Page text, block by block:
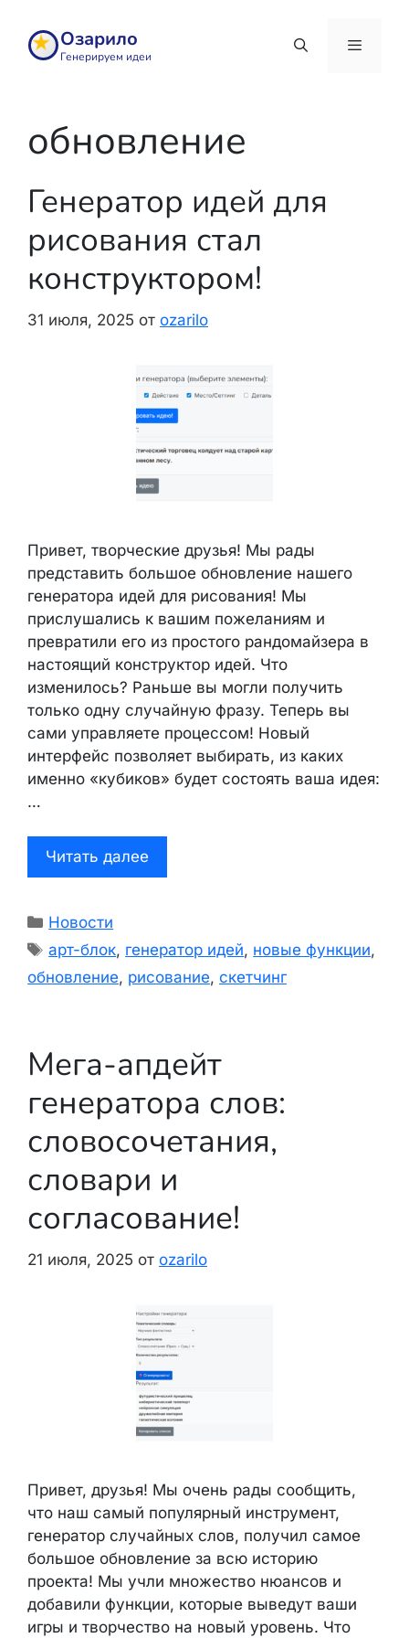
содержимому
Озарило
Генерируем идеи
обновление
Генератор идей для
рисования стал
конструктором!
31 июля, 2025 от ozarilo
Привет, творческие друзья! Мы рады
представить большое обновление нашего
генератора идей для рисования! Мы
прислушались к вашим пожеланиям и
превратили его из простого рандомайзера в
настоящий конструктор идей. Что
изменилось? Раньше вы могли получить
только одну случайную фразу. Теперь вы
сами управляете процессом! Новый
интерфейс позволяет выбирать, из каких
именно «кубиков» будет состоять ваша идея:
…
Читать далее
Рубрики
Новости
Метки
арт-блок, генератор идей, новые функции,
обновление, рисование, скетчинг
Мега-апдейт
генератора слов:
словосочетания,
словари и
согласование!
21 июля, 2025 от ozarilo
Привет, друзья! Мы очень рады сообщить,
что наш самый популярный инструмент,
генератор случайных слов, получил самое
большое обновление за всю историю
проекта! Мы учли множество нюансов и
добавили функции, которые выведут ваши
игры и творчество на новый уровень. Что